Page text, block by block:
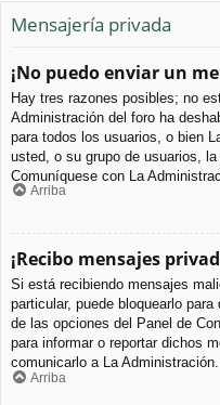
Mensajería privada
¡No puedo enviar un
Hay tres razones posibles; no
Administración del foro ha
para todos los usuarios, o bien
usted, o su grupo de usuarios,
Comuníquese con La
Arriba
¡Recibo mensajes
Si está recibiendo mensajes
particular, puede bloquearlo
de las opciones del Panel de
para informar o reportar dichos
comunicarlo a La Administración.
Arriba